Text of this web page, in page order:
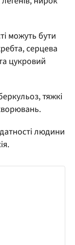
можуть бути
серцева
цукровий
тяжкі
людини